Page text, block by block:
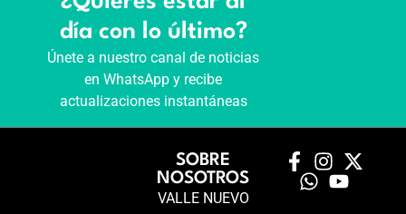
día con lo último?
Únete a nuestro canal de noticias
en WhatsApp y recibe
actualizaciones instantáneas
SOBRE
NOSOTROS
VALLE NUEVO